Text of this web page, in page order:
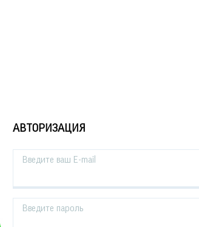
АВТОРИЗАЦИЯ
Введите ваш E-mail
Введите пароль